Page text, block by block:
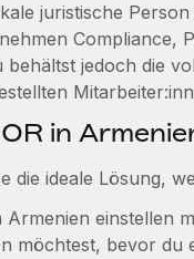
juristische
Compliance,
jedoch die
in
die ideale Lösung,
einstellen
möchtest, bevor du